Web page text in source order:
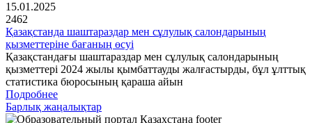
15.01.2025
2462
Қазақстанда шаштараздар мен сұлулық салондарының
қызметтеріне бағаның өсуі
Қазақстандағы шаштараздар мен сұлулық салондарының
қызметтері 2024 жылы қымбаттауды жалғастырды, бұл ұлттық
статистика бюросының қараша айын
Подробнее
Барлық жаңалықтар